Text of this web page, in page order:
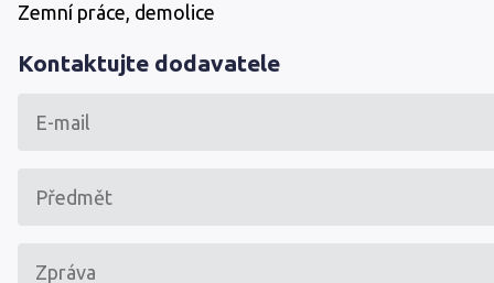
Zemní práce, demolice
Kontaktujte dodavatele